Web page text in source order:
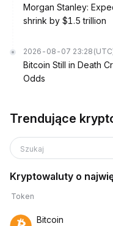
Morgan Stanley:
shrink by $1.5 trillion
2026-08-07 23:28
Bitcoin Still in Death
Odds
Trendujące
Szukaj
Kryptowaluty o
Token
Bitcoin